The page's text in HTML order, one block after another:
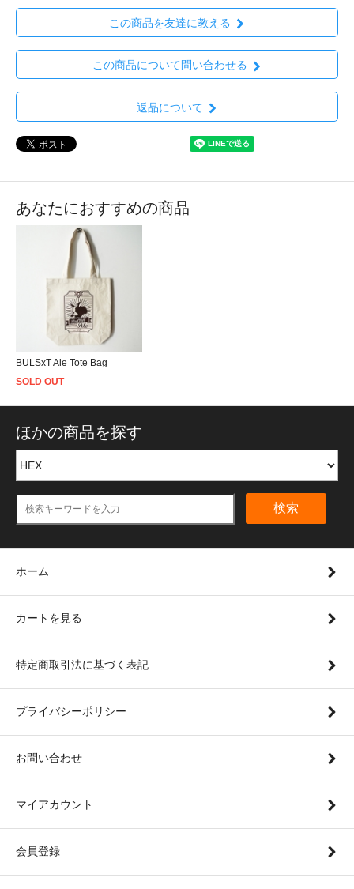
この商品を友達に教える
この商品について問い合わせる
返品について
あなたにおすすめの商品
BULSxT Ale Tote Bag
SOLD OUT
ほかの商品を探す
検索
ホーム
カートを見る
特定商取引法に基づく表記
プライバシーポリシー
お問い合わせ
マイアカウント
会員登録